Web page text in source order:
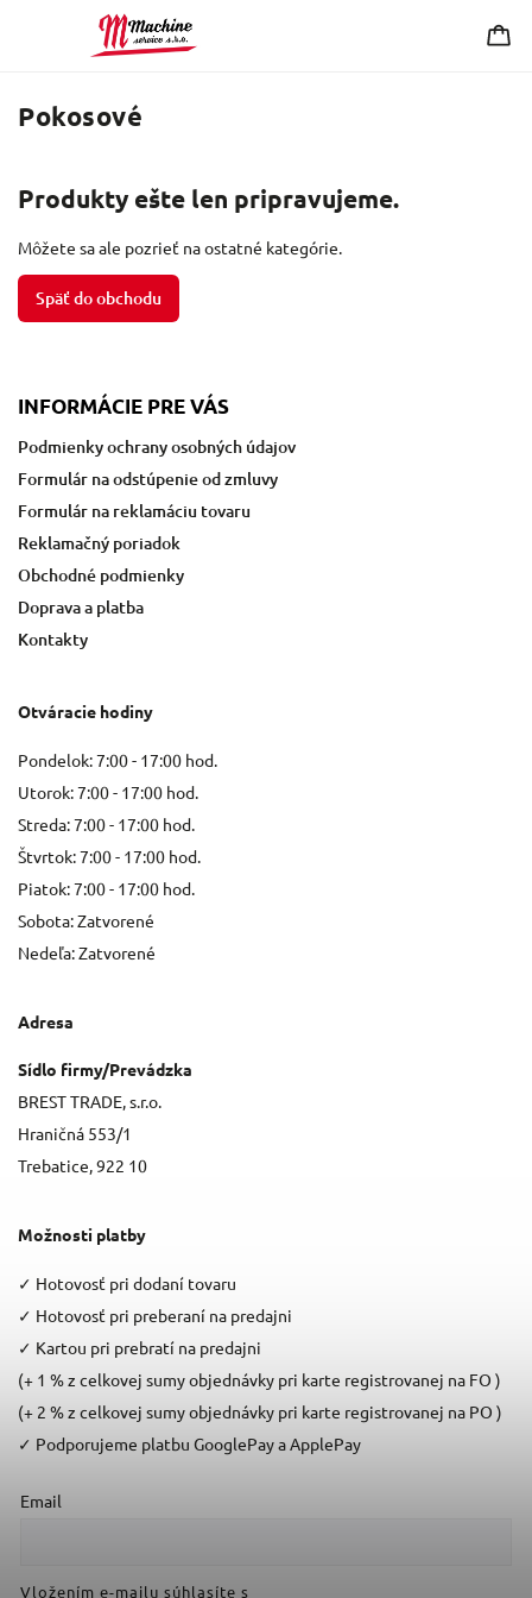
Pokosové
Produkty ešte len pripravujeme.
Môžete sa ale pozrieť na ostatné kategórie.
Späť do obchodu
INFORMÁCIE PRE VÁS
Podmienky ochrany osobných údajov
Formulár na odstúpenie od zmluvy
Formulár na reklamáciu tovaru
Reklamačný poriadok
Obchodné podmienky
Doprava a platba
Kontakty
Otváracie hodiny
Pondelok: 7:00 - 17:00 hod.
Utorok: 7:00 - 17:00 hod.
Streda: 7:00 - 17:00 hod.
Štvrtok: 7:00 - 17:00 hod.
Piatok: 7:00 - 17:00 hod.
Sobota: Zatvorené
Nedeľa: Zatvorené
Adresa
Sídlo firmy/Prevádzka
BREST TRADE, s.r.o.
Hraničná 553/1
Trebatice, 922 10
Možnosti platby
✓ Hotovosť pri dodaní tovaru
✓ Hotovosť pri preberaní na predajni
✓ Kartou pri prebratí na predajni
(+ 1 % z celkovej sumy objednávky pri karte registrovanej na FO )
(+ 2 % z celkovej sumy objednávky pri karte registrovanej na PO )
✓ Podporujeme platbu GooglePay a ApplePay
Email
Vložením e-mailu súhlasíte s